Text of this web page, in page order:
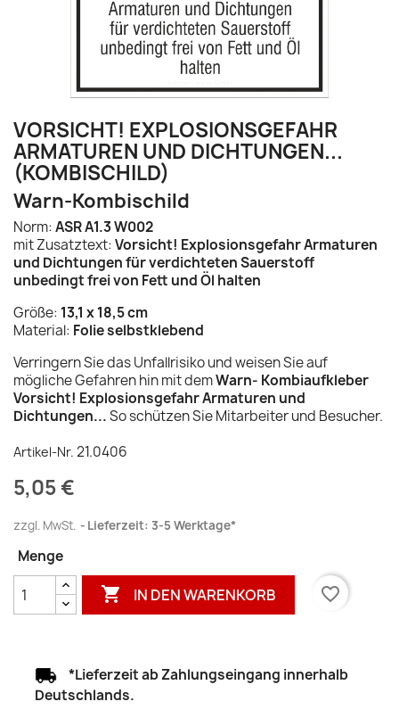
VORSICHT! EXPLOSIONSGEFAHR
ARMATUREN UND DICHTUNGEN...
(KOMBISCHILD)
Warn-Kombischild
Norm: ASR A1.3 W002
mit Zusatztext: Vorsicht! Explosionsgefahr Armaturen
und Dichtungen für verdichteten Sauerstoff
unbedingt frei von Fett und Öl halten
Größe: 13,1 x 18,5 cm
Material: Folie selbstklebend
Verringern Sie das Unfallrisiko und weisen Sie auf
mögliche Gefahren hin mit demWarn- Kombiaufkleber
Vorsicht! Explosionsgefahr Armaturen und
Dichtungen...So schützen Sie Mitarbeiter und Besucher.
Artikel-Nr. 21.0406
5,05 €
zzgl. MwSt. Lieferzeit: 3-5 Werktage*
Menge
 IN DEN WARENKORB favorite_border
*Lieferzeit ab Zahlungseingang innerhalb
Deutschlands.